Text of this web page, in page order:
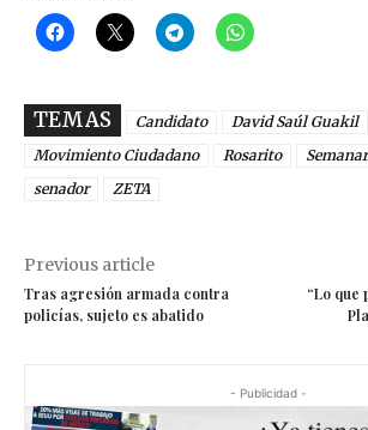
TEMAS Candidato David Saúl Guakil
Movimiento Ciudadano
Rosarito
senador
ZETA
Previous article
Tras agresión armada contra
policías, sujeto es abatido
“Lo que
- Publicidad -